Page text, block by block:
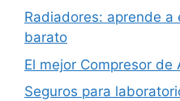
Radiadores: aprende a
barato
El mejor Compresor de
Seguros para